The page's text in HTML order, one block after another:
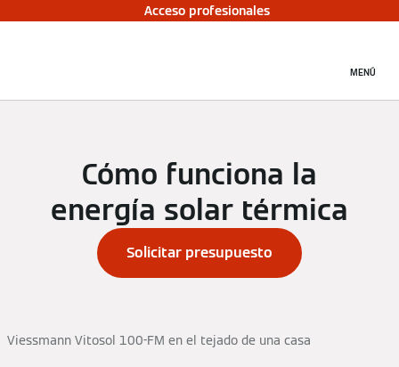
Acceso profesionales
MENÚ
Cómo funciona la
energía solar térmica
Solicitar presupuesto
Viessmann Vitosol 100-FM en el tejado de una casa